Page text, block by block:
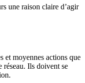
une raison claire d’agir
et moyennes actions que
réseau. Ils doivent se